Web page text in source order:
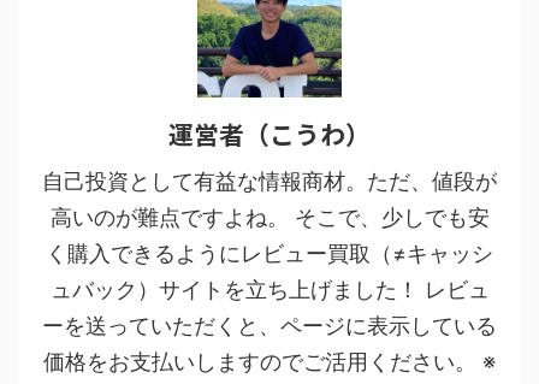
運営者（こうわ）
自己投資として有益な情報商材。ただ、値段が
高いのが難点ですよね。 そこで、少しでも安
く購入できるようにレビュー買取（≠キャッシ
ュバック）サイトを立ち上げました！ レビュ
ーを送っていただくと、ページに表示している
価格をお支払いしますのでご活用ください。 ※